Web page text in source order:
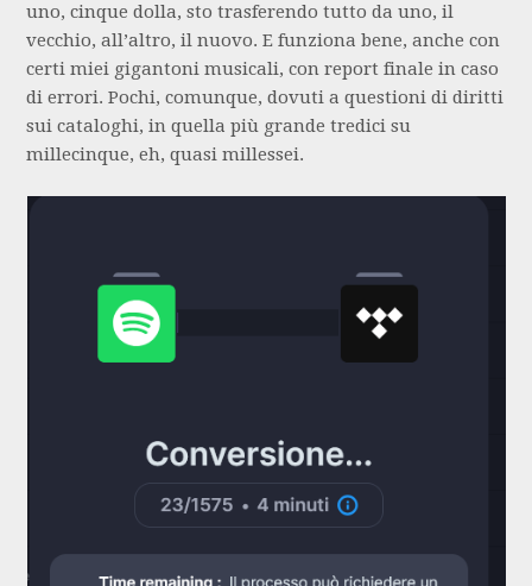
uno, cinque dolla, sto trasferendo tutto da uno, il
vecchio, all’altro, il nuovo. E funziona bene, anche con
certi miei gigantoni musicali, con report finale in caso
di errori. Pochi, comunque, dovuti a questioni di diritti
sui cataloghi, in quella più grande tredici su
millecinque, eh, quasi millessei.